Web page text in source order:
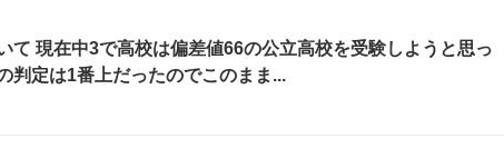
て 現在中3で高校は偏差値66の公立高校を受験しようと思っ
判定は1番上だったのでこのまま...